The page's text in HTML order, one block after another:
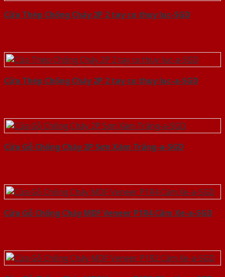
Cửa Thép Chống Cháy 2P 2 tay co thuy luc-SGD
Cửa Thép Chống Cháy 2P 2 tay co thuy luc-a-SGD
Cửa Gỗ Chống Cháy 2P Sơn Xám Trắng-a-SGD
Cửa Gỗ Chống Cháy MDF Veneer P1R4 Căm Xe-a-SGD